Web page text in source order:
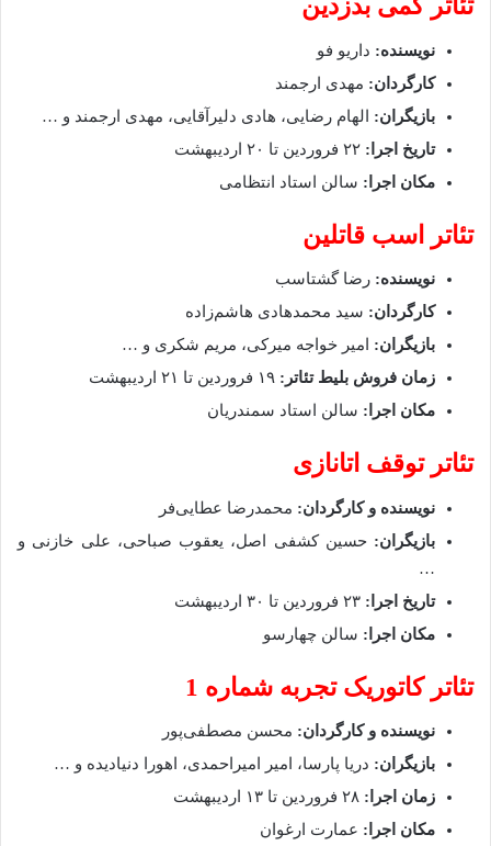
تئاتر کمی بدزدین
نویسنده: داریو فو
کارگردان: مهدی ارجمند
بازیگران: الهام رضایی، هادی دلیرآقایی، مهدی ارجمند و …
تاریخ اجرا:
مکان اجرا: سالن استاد انتظامی
تئاتر اسب قاتلین
نویسنده: رضا گشتاسب
کارگردان: سید محمدهادی هاشم‌زاده
بازیگران: امیر خواجه میرکی، مریم شکری و …
زمان فروش بلیط تئاتر:
مکان اجرا: سالن استاد سمندریان
تئاتر توقف اتانازی
نویسنده و کارگردان: محمدرضا عطایی‌فر
بازیگران:حسین کشفی اصل، یعقوب صباحی، علی خازنی و
…
تاریخ اجرا:
مکان اجرا: سالن چهارسو
تئاتر کاتوریک تجربه شماره 1
نویسنده و کارگردان: محسن مصطفی‌پور
بازیگران: دریا پارسا، امیر امیراحمدی، اهورا دنیادیده و …
زمان اجرا: ۲۸ فروردین تا ۱۳ اردیبهشت
مکان اجرا: عمارت ارغوان